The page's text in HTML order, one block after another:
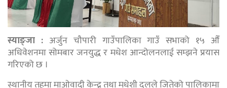
स्याङ्जा : अर्जुन चौपारी गाउँपालिका गाउँ सभाको १५ औँ
अधिवेशनमा सोमबार जनयुद्ध र मधेश आन्दोलनलाई सम्झने प्रयास
गरिएको छ ।